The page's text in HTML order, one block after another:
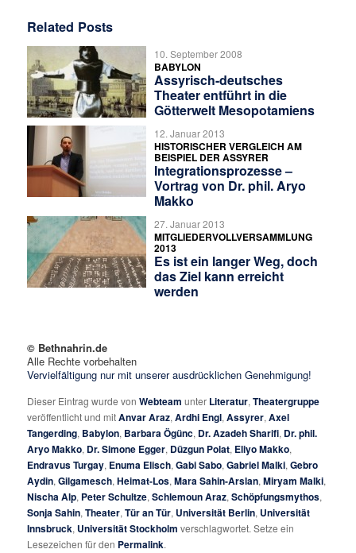
Related Posts
10. September 2008
BABYLON
Assyrisch-deutsches
Theater entführt in die
Götterwelt Mesopotamiens
12. Januar 2013
HISTORISCHER VERGLEICH AM
BEISPIEL DER ASSYRER
Integrationsprozesse –
Vortrag von Dr. phil. Aryo
Makko
27. Januar 2013
MITGLIEDERVOLLVERSAMMLUNG
2013
Es ist ein langer Weg, doch
das Ziel kann erreicht
werden
© Bethnahrin.de
Alle Rechte vorbehalten
Vervielfältigung nur mit unserer ausdrücklichen Genehmigung!
Dieser Eintrag wurde vonWebteam unter Literatur,Theatergruppe
veröffentlicht und mitAnvar Araz,Ardhi Engl,Assyrer,Axel
Tangerding, Babylon, Barbara Ögünc, Dr. Azadeh Sharifi, Dr. phil.
Aryo Makko, Dr. Simone Egger, Düzgun Polat, Eliyo Makko,
Endravus Turgay, Enuma Elisch,Gabi Sabo,Gabriel Malki,Gebro
Aydin,Gilgamesch,Heimat-Los,Mara Sahin-Arslan,Miryam Malki,
Nischa Alp, Peter Schultze,Schlemoun Araz,Schöpfungsmythos,
Sonja Sahin,Theater,Tür an Tür, Universität Berlin, Universität
Innsbruck, Universität Stockholm verschlagwortet. Setze ein
Lesezeichen für den Permalink.